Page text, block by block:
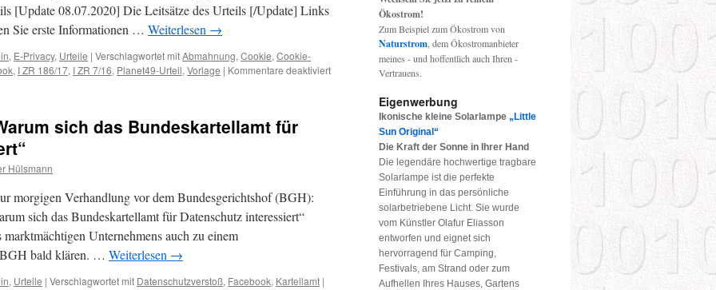
[Update 08.07.2020] Die Leitsätze des Urteils [/Update] Links
Sie erste Informationen … Weiterlesen →
, E-Privacy, Urteile | Verschlagwortet mitAbmahnung, Cookie, Cookie-
, I ZR 186/17, I ZR 7/16, Planet49-Urteil, Vorlage | Kommentare deaktiviertfür
08.07.2020]
Entscheidungen
Datenschutz
Abmahnungen
sich das Bun­des­kar­tellamt für
Hülsmann
morgigen Verhandlung vor dem Bundesgerichtshof (BGH):
sich das Bun­des­kar­tellamt für Daten­schutz inter­es­siert“
Unternehmens auch zu einem
BGH bald klären. … Weiterlesen →
, Urteile | Verschlagwortet mit Datenschutzverstoß, Facebook, Kartellamt |
Ökostrom!
Zum Beispiel zum Ökostrom von
Naturstrom , dem Ökostromanbieter
meines - und hoffentlich auch Ihren -
Vertrauens.
Eigenwerbung
Ikonische kleine Solarlampe „Little
Sun Original“
Die Kraft der Sonne in Ihrer Hand
Die legendäre hochwertige tragbare
Solarlampe ist die perfekte
Einführung in das persönliche
solarbetriebene Licht. Sie wurde
vom Künstler Olafur Eliasson
entworfen und eignet sich
hervorragend für Camping,
Festivals, am Strand oder zum
Aufhellen Ihres Hauses, Gartens